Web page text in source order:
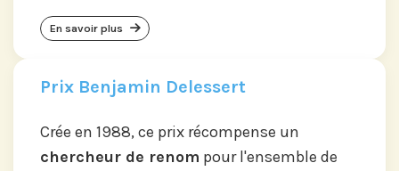
En savoir plus
Prix Benjamin Delessert
Crée en 1988, ce prix récompense un
chercheur de renom pour l'ensemble de